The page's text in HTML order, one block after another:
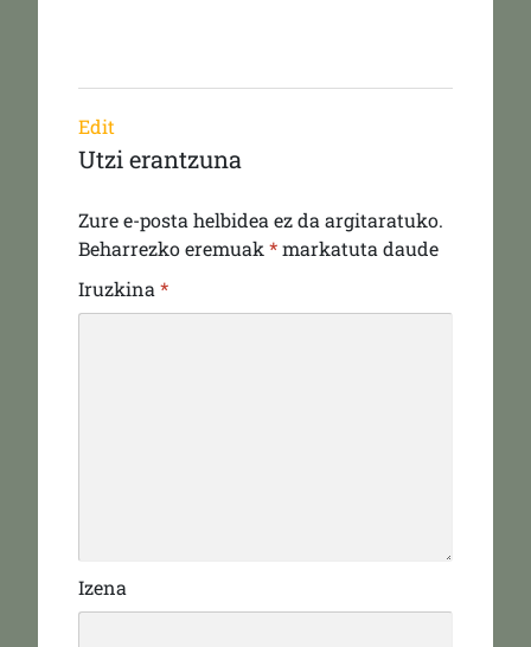
Edit
Utzi erantzuna
Zure e-posta helbidea ez da argitaratuko.
Beharrezko eremuak *markatuta daude
Iruzkina *
Izena